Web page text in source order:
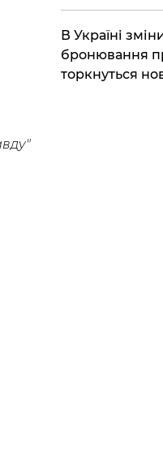
В Україні
бронювання
торкнуться